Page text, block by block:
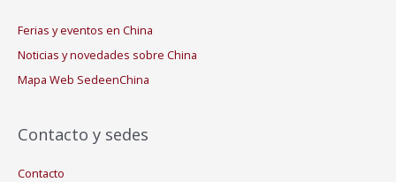
Ferias y eventos en China
Noticias y novedades sobre China
Mapa Web SedeenChina
Contacto y sedes
Contacto